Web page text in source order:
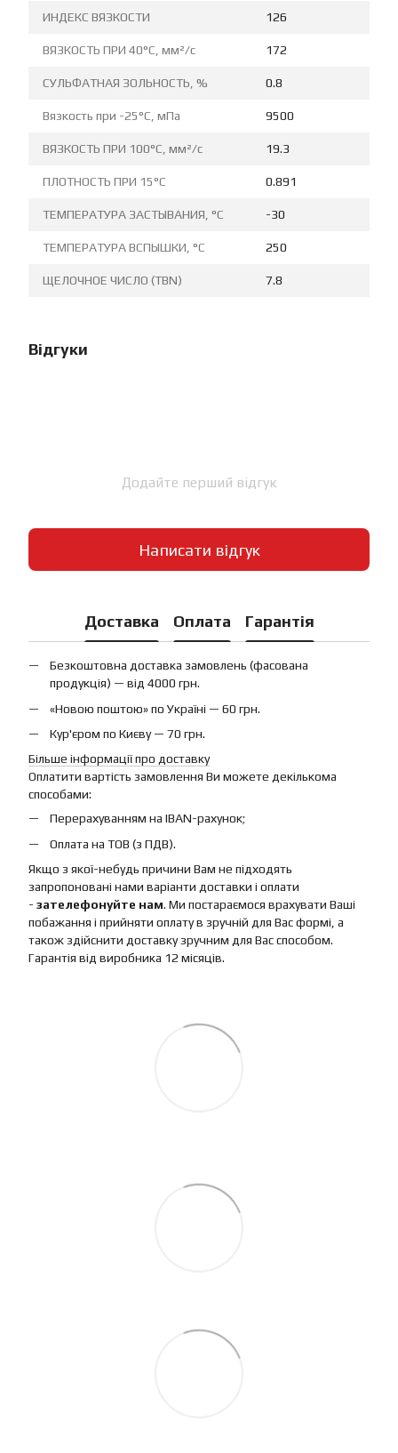
ИНДЕКС ВЯЗКОСТИ 126
ВЯЗКОСТЬ ПРИ 40°C, мм²/с 172
СУЛЬФАТНАЯ ЗОЛЬНОСТЬ, % 0.8
Вязкость при -25°C, мПа 9500
ВЯЗКОСТЬ ПРИ 100°C, мм²/с 19.3
ПЛОТНОСТЬ ПРИ 15°C 0.891
ТЕМПЕРАТУРА ЗАСТЫВАНИЯ, °C -30
ТЕМПЕРАТУРА ВСПЫШКИ, °C 250
ЩЕЛОЧНОЕ ЧИСЛО (TBN) 7.8
Відгуки
Додайте перший відгук
Написати відгук
Доставка Оплата Гарантія
Безкоштовна доставка замовлень (фасована
продукція) — від 4000 грн.
«Новою поштою» по Україні — 60 грн.
Кур'єром по Києву — 70 грн.
Більше інформації про доставку
Оплатити вартість замовлення Ви можете декількома
способами:
Перерахуванням на IBAN-рахунок;
Оплата на ТОВ (з ПДВ).
Якщо з якої-небудь причини Вам не підходять
запропоновані нами варіанти доставки і оплати
- зателефонуйте нам. Ми постараємося врахувати Ваші
побажання і прийняти оплату в зручній для Вас формі, а
також здійснити доставку зручним для Вас способом.
Гарантія від виробника 12 місяців.